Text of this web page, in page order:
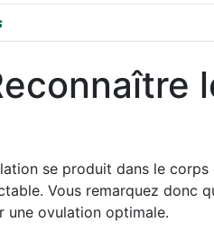
se produit dans le corps
Vous remarquez donc
une ovulation optimale.